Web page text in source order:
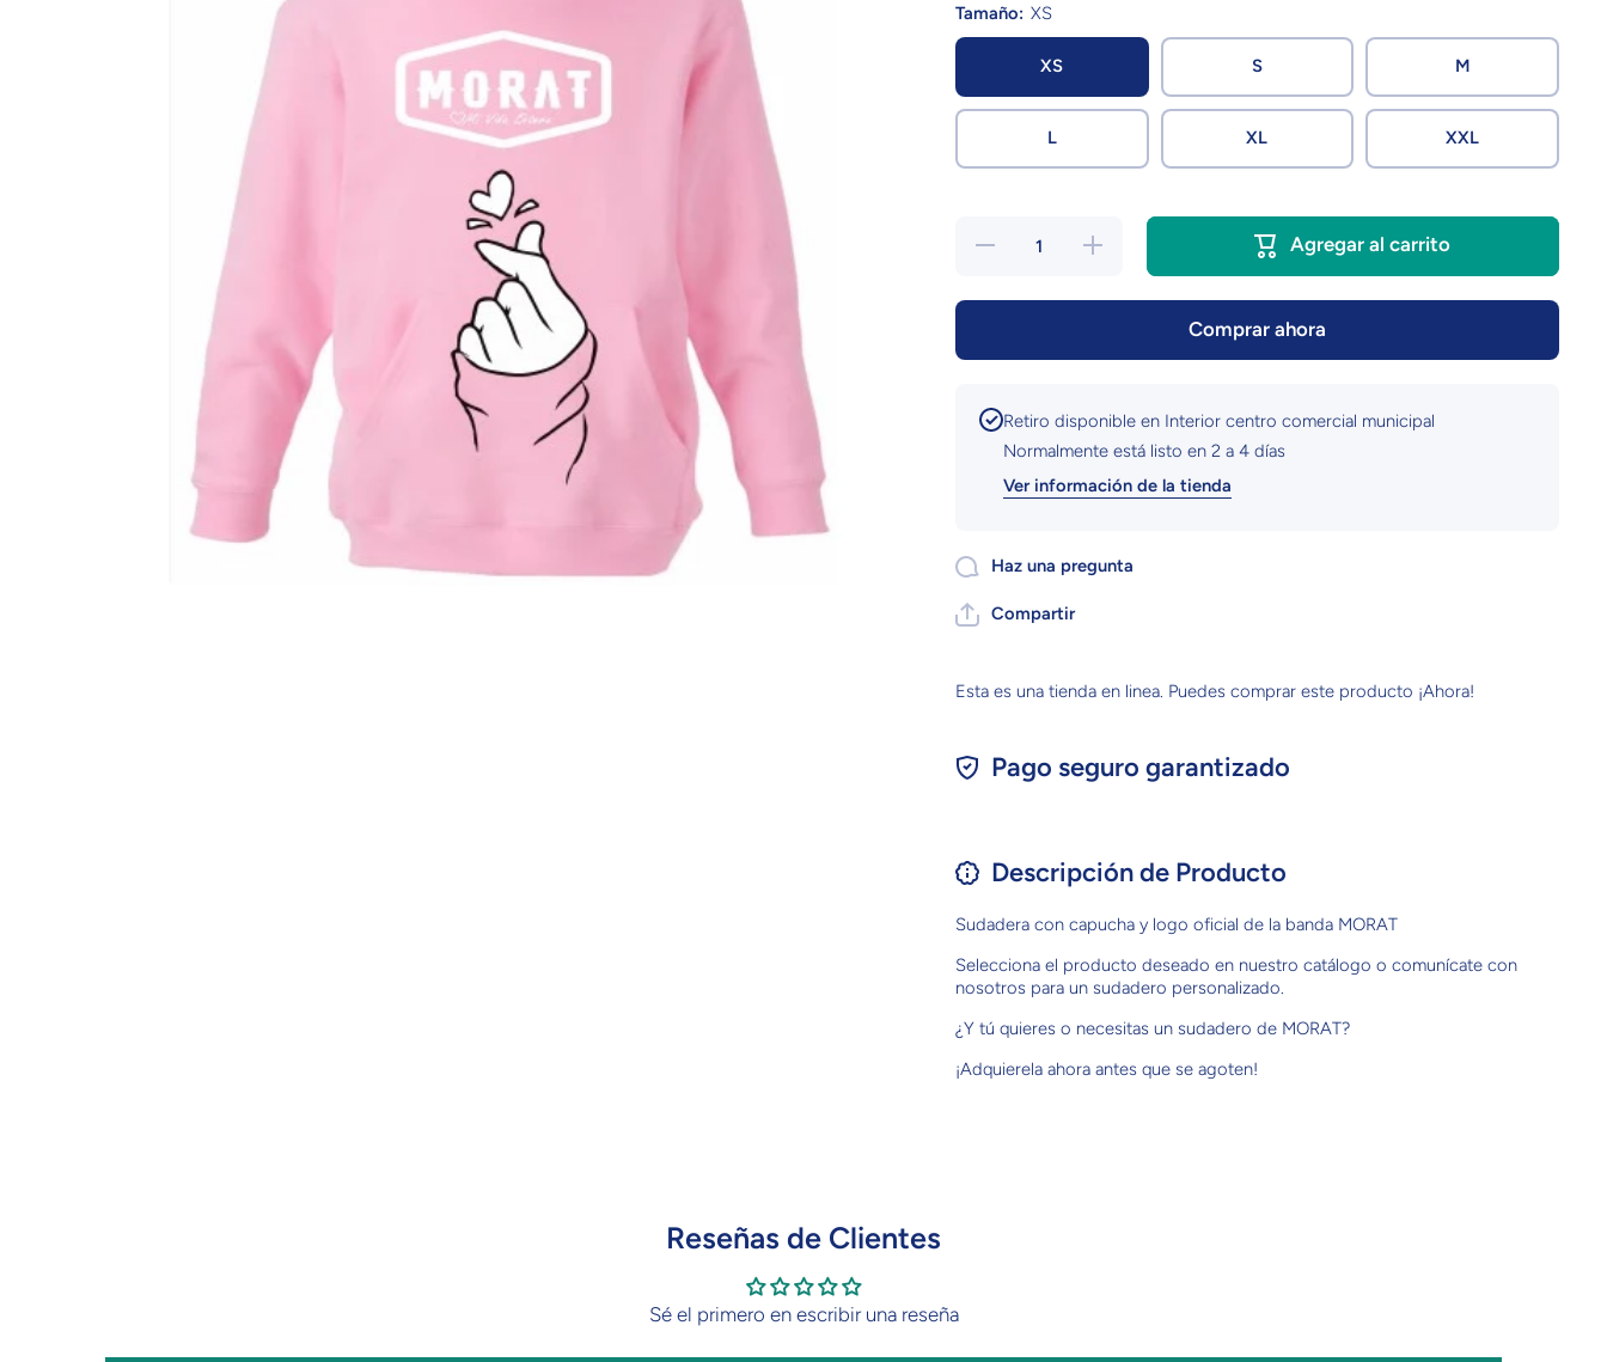
Abrir elemento multimedia 2 en una ventana modal
Tamaño: XS
XS S M
L XL XXL
Reducir
Aumentar
cantidad
Agregar al carrito
Comprar ahora
Retiro disponible en Interior centro comercial municipal
Normalmente está listo en 2 a 4 días
Ver información de la tienda
Haz una pregunta
Compartir
Esta es una tienda en linea. Puedes comprar este producto ¡Ahora!
Pago seguro garantizado
Descripción de Producto
Sudadera con capucha y logo oficial de la banda MORAT
Selecciona el producto deseado en nuestro catálogo o comunícate con
nosotros para un sudadero personalizado.
¿Y tú quieres o necesitas un sudadero de MORAT?
¡Adquierela ahora antes que se agoten!
Reseñas de Clientes
Sé el primero en escribir una reseña